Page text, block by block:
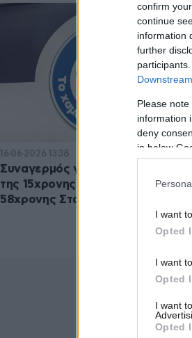
confirm
continue
information
further
Please
information
deny
in below
I want
Opted
I want
Opted
I want
Opted
16·06·2026 13:38
Συναγερμός για τη διπλή
της 15χρονης Αγάπης και της
58χρονης Σταματίνας